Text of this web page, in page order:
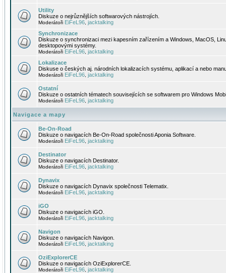
Utility
Diskuze o nejrůznějších softwarových nástrojích.
Moderátoři EiFeL96 jacktalking
Synchronizace
Diskuze o synchronizaci mezi kapesním zařízením a Windows, MacOS,
desktopovými systémy.
Moderátoři EiFeL96 jacktalking
Lokalizace
Diskuse o českých aj. národních lokalizacích systému, aplikací a nebo
Moderátoři EiFeL96 jacktalking
Ostatní
Diskuze o ostatních tématech souvisejících se softwarem pro Windows
Moderátoři EiFeL96 jacktalking
Navigace a mapy
Be-On-Road
Diskuze o navigacích Be-On-Road společnosti Aponia Software.
Moderátoři EiFeL96 jacktalking
Destinator
Diskuze o navigacích Destinator.
Moderátoři EiFeL96 jacktalking
Dynavix
Diskuze o navigacích Dynavix společnosti Telematix.
Moderátoři EiFeL96 jacktalking
iGO
Diskuze o navigacích iGO.
Moderátoři EiFeL96 jacktalking
Navigon
Diskuze o navigacích Navigon.
Moderátoři EiFeL96 jacktalking
OziExplorerCE
Diskuze o navigacích OziExplorerCE.
Moderátoři EiFeL96 jacktalking